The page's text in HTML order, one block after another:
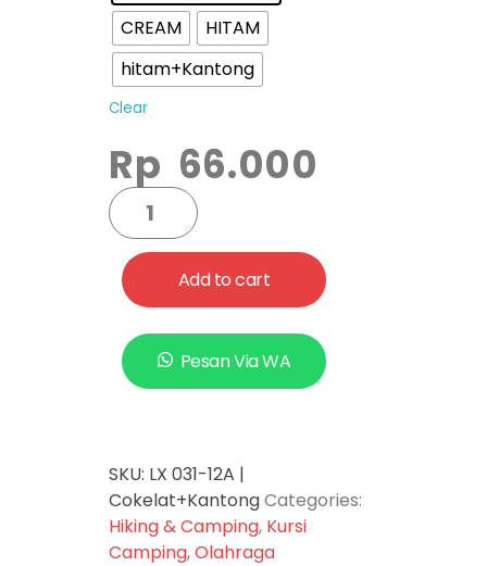
CREAM
HITAM
hitam+Kantong
Clear
Rp 66.000
Add to cart
Pesan Via WA
SKU: LX 031-12A |
Cokelat+KantongCategories:
Hiking & Camping, Kursi
Camping,Olahraga